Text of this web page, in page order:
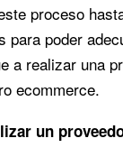
proceso
para poder
a realizar una
ecommerce.
un